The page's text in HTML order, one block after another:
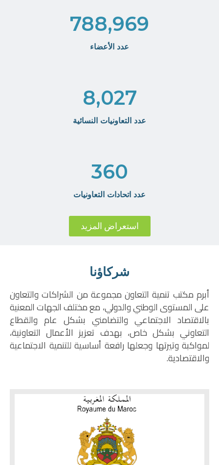
788,969
عدد الأعضاء
8,027
عدد التعاونيات النسائية
360
عدد اتحادات التعاونيات
استعراض المزيد
شركاؤنا
أبرم مكتب تنمية التعاون مجموعة من الشراكات والتعاون
على المستوى الوطني والدولي، مع مختلف الجهات المعنية
بالاقتصاد الاجتماعي والتضامني بشكل عام والقطاع
التعاوني بشكل خاص، بهدف تعزيز الأعمال التعاونية،
لمواكبة وتيرتها وجعلها رافعة أساسية للتنمية الاجتماعية
والاقتصادية.